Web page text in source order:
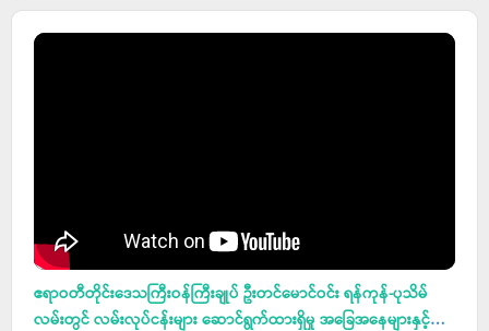
ဧရာဝတီတိုင်းဒေသကြီးဝန်ကြီးချုပ် ဦးတင်မောင်ဝင်း ရန်ကုန်-ပုသိမ်
လမ်းတွင် လမ်းလုပ်ငန်းများ ဆောင်ရွက်ထားရှိမှု အခြေအနေများနှင့်